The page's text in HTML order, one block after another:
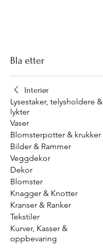
Bla etter
Interiør
Lysestaker, telysholdere &
lykter
Vaser
Blomsterpotter & krukker
Bilder & Rammer
Veggdekor
Dekor
Blomster
Knagger & Knotter
Kranser & Ranker
Tekstiler
Kurver, Kasser &
oppbevaring